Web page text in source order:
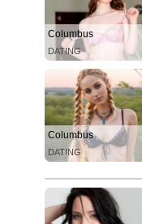
Columbus
DATING
Columbus
DATING